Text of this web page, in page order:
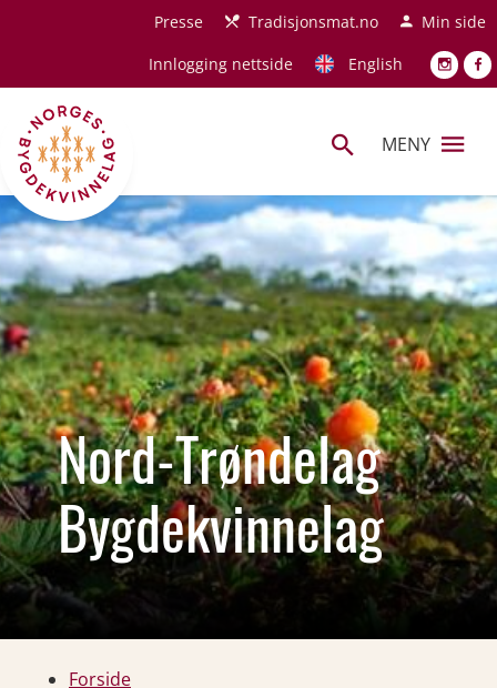
Hopp til hovedinnholdPresse Tradisjonsmat.no
Min side
Innlogging nettside
English
MENY
Nord-Trøndelag
Bygdekvinnelag
Forside